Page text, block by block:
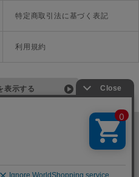
特定商取引法に基づく表記
利用規約
表示する
the Pooh" works by A.A. Milne and E.H. Shepard.